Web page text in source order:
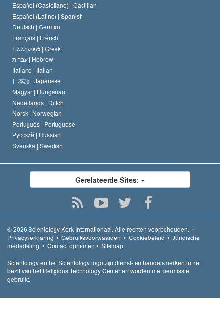
David Miscavige
Español (Castellano) | Castilian
Español (Latino) | Spanish
Deutsch | German
Français | French
Ελληνικά | Greek
עברית | Hebrew
Italiano | Italian
日本語 | Japanese
Magyar | Hungarian
Nederlands | Dutch
Norsk | Norwegian
Português | Portuguese
Русский | Russian
Svenska | Swedish
Gerelateerde Sites:
© 2026 Scientology Kerk Internationaal. Alle rechten voorbehouden. •
Privacyverklaring • Gebruiksvoorwaarden • Cookiebeleid • Juridische
mededeling • Contact opnemen • Sitemap
Scientology en het Scientology logo zijn dienst- en handelsmerken in het
bezit van het Religious Technology Center en worden met permissie
gebruikt.